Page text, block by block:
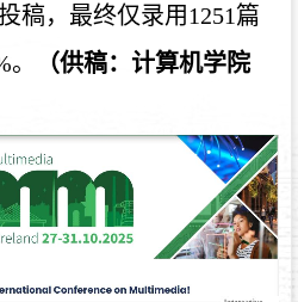
稿，最终仅录用1251篇
（供稿：计算机学院